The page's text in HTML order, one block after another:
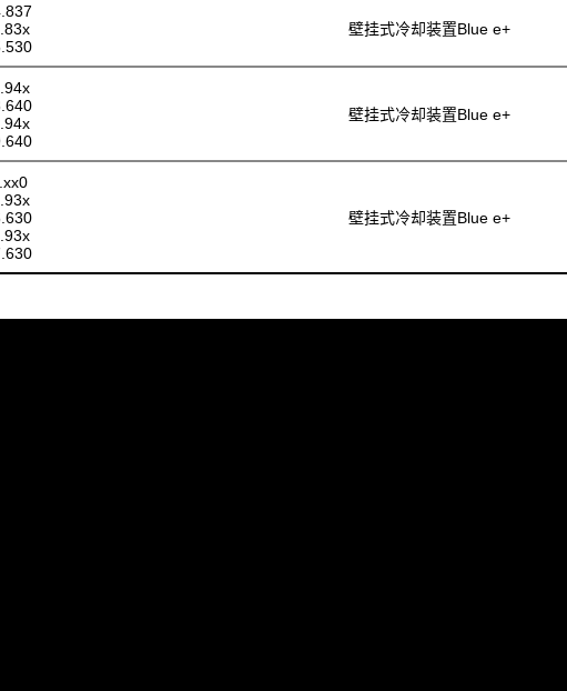
壁挂式冷却装置Blue e+
壁挂式冷却装置Blue e+
壁挂式冷却装置Blue e+